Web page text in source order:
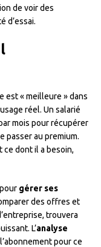
de voir des
d’essai.
est « meilleure » dans
réel. Un salarié
mois pour récupérer
passer au premium.
ce dont il a besoin,
gérer ses
des offres et
trouvera
L’analyse
pour ce